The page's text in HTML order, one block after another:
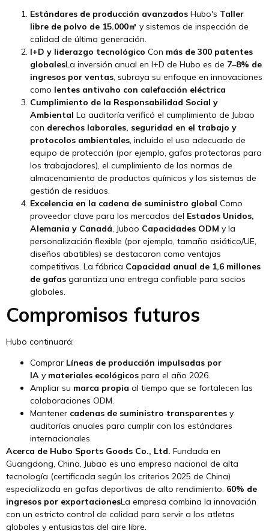
Estándares de producción avanzados Hubo's Taller
libre de polvo de 15.000㎡ y sistemas de inspección de
calidad de última generación.
I+D y liderazgo tecnológico Con más de 300 patentes
globalesLa inversión anual en I+D de Hubo es de 7–8% de
ingresos por ventas, subraya su enfoque en innovaciones
como lentes antivaho con calefacción eléctrica
Cumplimiento de la Responsabilidad Social y
Ambiental La auditoría verificó el cumplimiento de Jubao
con derechos laborales, seguridad en el trabajo y
protocolos ambientales, incluido el uso adecuado de
equipo de protección (por ejemplo, gafas protectoras para
los trabajadores), el cumplimiento de las normas de
almacenamiento de productos químicos y los sistemas de
gestión de residuos.
Excelencia en la cadena de suministro global Como
proveedor clave para los mercados del Estados Unidos,
Alemania y Canadá, Jubao Capacidades ODM y la
personalización flexible (por ejemplo, tamaño asiático/UE,
diseños abatibles) se destacaron como ventajas
competitivas. La fábrica Capacidad anual de 1,6 millones
de gafas garantiza una entrega confiable para socios
globales.
Compromisos futuros
Hubo continuará:
Comprar Líneas de producción impulsadas por
IA y materiales ecológicos para el año 2026.
Ampliar su marca propia al tiempo que se fortalecen las
colaboraciones ODM.
Mantener cadenas de suministro transparentes y
auditorías anuales para cumplir con los estándares
internacionales.
Acerca de Hubo Sports Goods Co., Ltd. Fundada en
Guangdong, China, Jubao es una empresa nacional de alta
tecnología (certificada según los criterios 2025 de China)
especializada en gafas deportivas de alto rendimiento. 60% de
ingresos por exportacionesLa empresa combina la innovación
con un estricto control de calidad para servir a los atletas
globales y entusiastas del aire libre.